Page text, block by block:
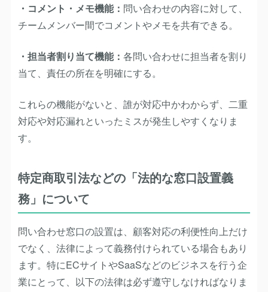
・コメント・メモ機能： 問い合わせの内容に対して、
チームメンバー間でコメントやメモを共有できる。
・担当者割り当て機能： 各問い合わせに担当者を割り
当て、責任の所在を明確にする。
これらの機能がないと、誰が対応中かわからず、二重
対応や対応漏れといったミスが発生しやすくなりま
す。
特定商取引法などの「法的な窓口設置義
務」について
問い合わせ窓口の設置は、顧客対応の利便性向上だけ
でなく、法律によって義務付けられている場合もあり
ます。特にECサイトやSaaSなどのビジネスを行う企
業にとって、以下の法律は必ず遵守しなければなりま